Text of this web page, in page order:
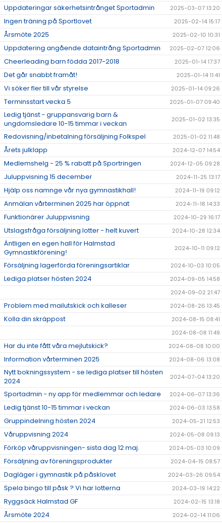
Uppdateringar säkerhetsintrånget Sportadmin 2025-03-07 13:20
Ingen träning på Sportlovet 2025-02-14 15:17
Årsmöte 2025 2025-02-10 10:31
Uppdatering angående dataintrång Sportadmin 2025-02-07 12:06
Cheerleading barn födda 2017-2018 2025-01-14 17:37
Det går snabbt framåt! 2025-01-14 11:41
Vi söker fler till vår styrelse 2025-01-14 09:26
Terminsstart vecka 5 2025-01-07 09:40
Ledig tjänst - gruppansvarig barn &
ungdomsledare 10-15 timmar i veckan
2025-01-02 13:35
Redovisning/inbetalning försäljning Folkspel 2025-01-02 11:48
Årets julklapp 2024-12-07 14:54
Medlemshelg - 25 % rabatt på Sportringen 2024-12-05 09:28
Juluppvisning 15 december 2024-11-25 13:17
Hjälp oss namnge vår nya gymnastikhall! 2024-11-19 09:12
Anmälan vårterminen 2025 har öppnat 2024-11-18 14:33
Funktionärer Juluppvisning 2024-10-29 16:17
Utslagsfråga försäljning lotter - helt kuvert 2024-10-28 12:34
Äntligen en egen hall för Halmstad
Gymnastikförening!
2024-10-11 09:12
Försäljning lagerförda föreningsartiklar 2024-10-03 10:05
Lediga platser hösten 2024
2024-09-05 14:58
2024-09-02 21:47
Problem med mailutskick och kalleser 2024-08-26 13:45
Kolla din skräppost
2024-08-15 08:41
2024-08-08 11:49
Har du inte fått våra mejlutskick? 2024-08-08 10:00
Information vårterminen 2025 2024-08-06 13:08
Nytt bokningssystem - se lediga platser till hösten
2024
2024-07-04 13:20
Sportadmin - ny app för medlemmar och ledare 2024-06-07 13:36
Ledig tjänst 10-15 timmar i veckan 2024-06-03 13:58
Gruppindelning hösten 2024 2024-05-21 12:53
Våruppvisning 2024 2024-05-08 09:13
Förköp våruppvisningen- sista dag 12 maj. 2024-05-03 10:09
Försäljning av föreningsprodukter 2024-04-15 08:57
Dagläger i gymnastik på påsklovet 2024-03-26 09:54
Spela bingo till påsk ? Vi har lotterna 2024-03-19 14:22
Ryggsäck Halmstad GF 2024-02-15 13:18
Årsmöte 2024 2024-02-14 11:06